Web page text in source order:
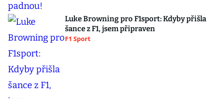
Luke Browning pro F1sport: Kdyby přišla
šance z F1, jsem připraven
F1 Sport